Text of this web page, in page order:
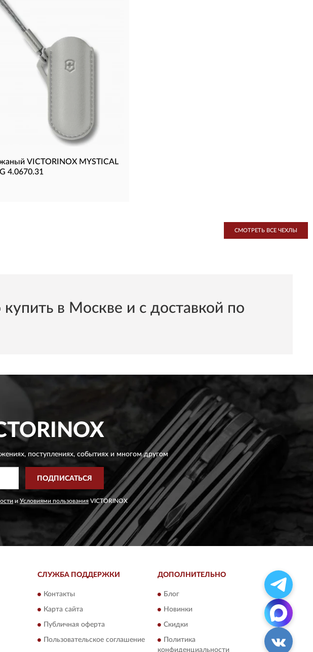
VICTORINOX MYSTICAL
4.0670.31
СМОТРЕТЬ ВСЕ ЧЕХЛЫ
в Москве и с доставкой по
поступлениях, событиях и многом другом
ПОДПИСАТЬСЯ
и Условиями пользования VICTORINOX
СЛУЖБА ПОДДЕРЖКИ
Контакты
Карта сайта
Публичная оферта
Пользовательское соглашение
ДОПОЛНИТЕЛЬНО
Блог
Новинки
Скидки
Политика
конфиденциальности